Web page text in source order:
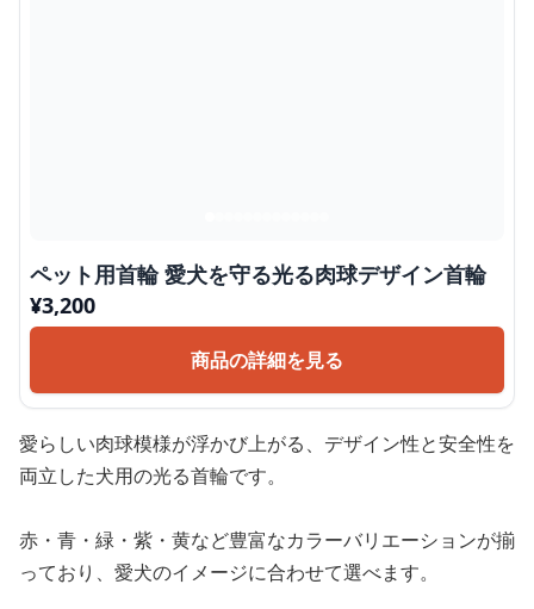
ペット用首輪 愛犬を守る光る肉球デザイン首輪
¥3,200
商品の詳細を見る
愛らしい肉球模様が浮かび上がる、デザイン性と安全性を
両立した犬用の光る首輪です。
赤・青・緑・紫・黄など豊富なカラーバリエーションが揃
っており、愛犬のイメージに合わせて選べます。